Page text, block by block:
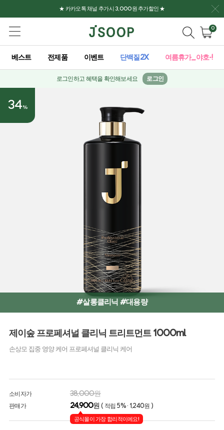
★ 카카오톡 채널 추가시 3,000원 추가할인 ★
0
베스트 전제품 이벤트 단백질2X 여름휴가_야호-!
로그인하고 혜택을 확인해보세요 로그인
#살롱클리닉 #대용량
34%
제이숲 프로페셔널 클리닉 트리트먼트 1000ml
손상모 집중 영양 케어 프로페셔널 클리닉 케어
소비자가 38,000원
판매가 24,900원 ( 적립 5% · 1,240원 )
공식몰이 가장 합리적이에요!